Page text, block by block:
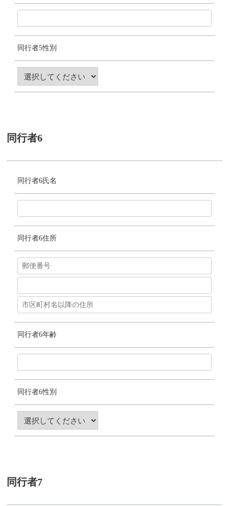
同行者5性別
同行者6
同行者6氏名
同行者6住所
同行者6年齢
同行者6性別
同行者7